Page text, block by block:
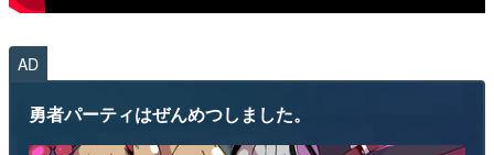
AD
勇者パーティはぜんめつしました。